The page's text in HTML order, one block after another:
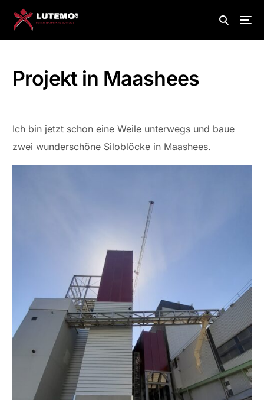
Projekt in Maashees
Ich bin jetzt schon eine Weile unterwegs und baue
zwei wunderschöne Siloblöcke in Maashees.